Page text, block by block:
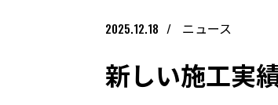
2025.12.18 ニュース
新しい施工実